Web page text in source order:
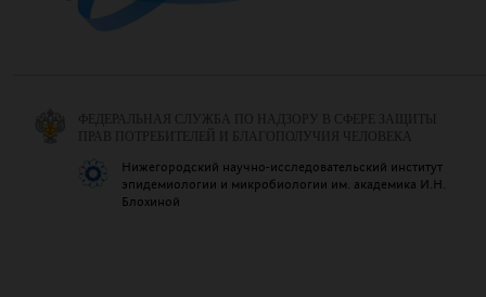
ФЕДЕРАЛЬНАЯ СЛУЖБА ПО НАДЗОРУ В СФЕРЕ ЗАЩИТЫ
ПРАВ ПОТРЕБИТЕЛЕЙ И БЛАГОПОЛУЧИЯ ЧЕЛОВЕКА
Нижегородский научно-исследовательский институт
эпидемиологии и микробиологии им. академика И.Н.
Блохиной